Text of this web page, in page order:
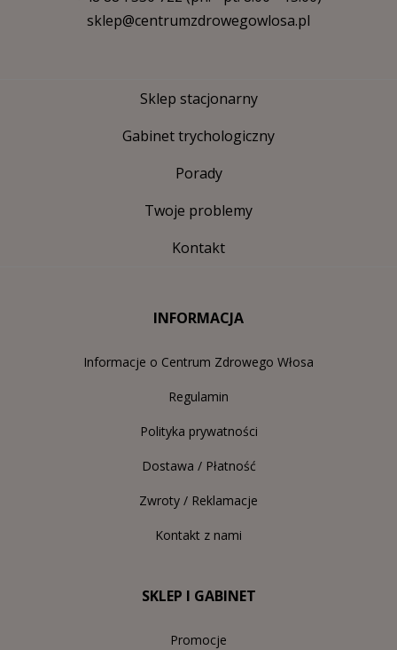
sklep@centrumzdrowegowlosa.pl
Sklep stacjonarny
Gabinet trychologiczny
Porady
Twoje problemy
Kontakt
INFORMACJA
Informacje o Centrum Zdrowego Włosa
Regulamin
Polityka prywatności
Dostawa / Płatność
Zwroty / Reklamacje
Kontakt z nami
SKLEP I GABINET
Promocje